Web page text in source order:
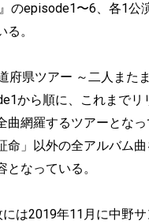
のepisode1〜6、各1公
。
府県ツアー ～二人また
から順に、これまでリ
曲網羅するツアーとなっ
命」以外の全アルバム
なっている。
には2019年11月に中野